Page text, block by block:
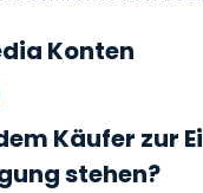
Konten
Käufer zur
stehen?